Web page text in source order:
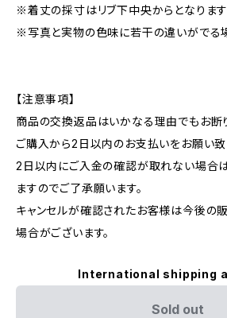
※着丈の採寸はリブ下中央からとなります
※写真と実物の色味に若干の違いがでる
【注意事項】
商品の交換返品はいかなる理由でもお断
ご購入から2日以内のお支払いをお願い致
2日以内にご入金の確認が取れない場合
ますのでご了承願います。
キャンセルが確認されたお客様は今後の
場合がございます。
International shipping
Sold out